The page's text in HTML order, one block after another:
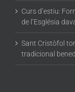
Curs d’estiu:
de l’Església
Sant Cristòfol
tradicional